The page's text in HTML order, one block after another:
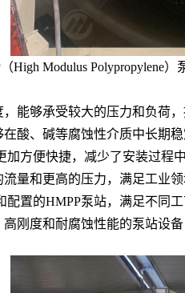
High Modulus Polypropylene
能够承受较大的压力和负荷
酸、碱等腐蚀性介质中长期
方便快捷，减少了安装过程
量和更高的压力，满足工业领
置的HMPP泵站，满足不同工
刚度和耐腐蚀性能的泵站设